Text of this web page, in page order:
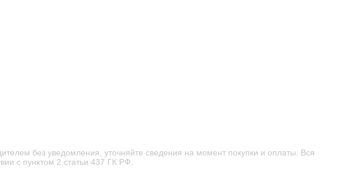
без уведомления, уточняйте сведения на момент покупки и оплаты. Вся
с пунктом 2 статьи 437 ГК РФ.